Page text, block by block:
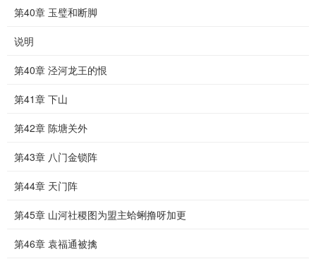
第40章 玉璧和断脚
说明
第40章 泾河龙王的恨
第41章 下山
第42章 陈塘关外
第43章 八门金锁阵
第44章 天门阵
第45章 山河社稷图为盟主蛤蜊撸呀加更
第46章 袁福通被擒